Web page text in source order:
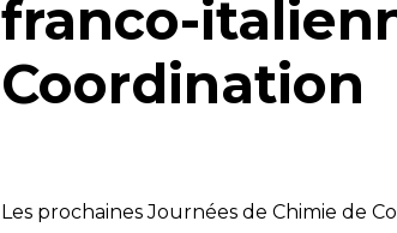
franco-
Coordination
Les prochaines Journées de Chimie de